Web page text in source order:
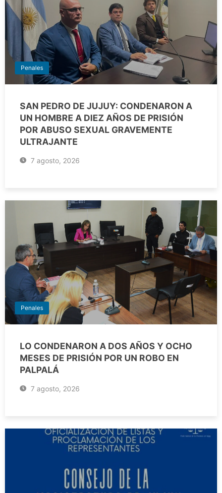
Penales
SAN PEDRO DE JUJUY: CONDENARON A
UN HOMBRE A DIEZ AÑOS DE PRISIÓN
POR ABUSO SEXUAL GRAVEMENTE
ULTRAJANTE
7 agosto, 2026
Penales
LO CONDENARON A DOS AÑOS Y OCHO
MESES DE PRISIÓN POR UN ROBO EN
PALPALÁ
7 agosto, 2026